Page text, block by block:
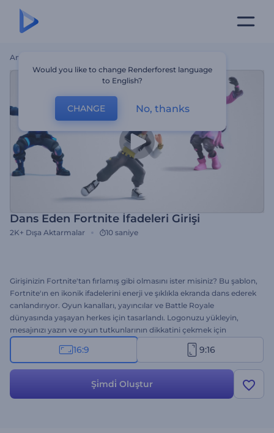
Ana Sayfa
Dans Eden Fortnite İfadeleri Girişi
2K+ Dışa Aktarmalar 10 saniye
Girişinizin Fortnite'tan fırlamış gibi olmasını ister misiniz? Bu şablon,
Fortnite'ın en ikonik ifadelerini enerji ve şıklıkla ekranda dans ederek
canlandırıyor. Oyun kanalları, yayıncılar ve Battle Royale
dünyasında yaşayan herkes için tasarlandı. Logonuzu yükleyin,
mesajınızı yazın ve oyun tutkunlarının dikkatini çekmek için
hareketli bir arka plan müziği seçin. Hemen oluşturun ve marka
logonuzun oyunun bir parçası gibi hissettirmesini sağlayın!
16:9 9:16
Şi̇mdi̇ Oluştur
Would you like to change Renderforest language
to English?
CHANGE No, thanks